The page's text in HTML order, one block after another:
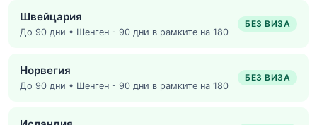
Швейцария
До 90 дни • Шенген - 90 дни в рамките на 180
БЕЗ ВИЗА
Норвегия
До 90 дни • Шенген - 90 дни в рамките на 180
БЕЗ ВИЗА